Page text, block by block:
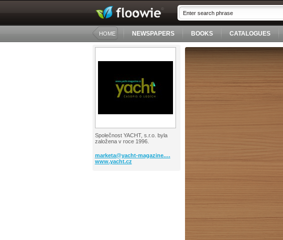
HOME NEWSPAPERS BOOKS CATALOGUES
Společnost YACHT, s.r.o. byla
založena v roce 1996.
marketa@yacht-magazine.…
www.yacht.cz